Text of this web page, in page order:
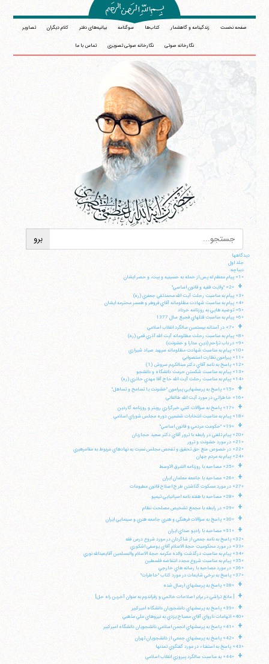
صفحه نخست زندگینامه و گاهشمار کتاب‌ها سوگنامه بیانیه‌های دفتر کلام دیگران تصاویر
نگارخانه صوتی نگارخانه صوتی تصویری تماس با ما
دیدگاهها
جلد اول
ديباچه:
«1» پيام معظم له پس از حمله به حسينيه و بيت، و حصر ايشان
+
«2» "ولايت فقيه و قانون اساسي"
«3» پيام به مناسبت رحلت آيت الله محمدتقي جعفري (ره)
«4» پيام به مناسبت شهادت مظلومانه آقاي فروهر و همسر محترمه ايشان
«5» توصيه هايي به روزنامه خرداد
«6» پيام به مناسبت قتلهاي فجيع سال 1377
+
«7» در آستانه بيستمين سالگرد انقلاب اسلامي
«8» پيام به مناسبت رحلت مظلومانه آيت الله آذري قمي (ره)
«9» در باب تزاحم (دين، مدارا و خشونت)
«10» پيام به مناسبت شهادت مظلومانه سپهبد صياد شيرازي
«11» پيرامون نظارت استصوابي
«12» پاسخ به نامه آقاي دكتر عبدالكريم سروش (1)
«13» پيام به مناسبت شكستن حرمت دانشگاه و دانشجو
«14» پپام به مناسبت رحلت آيت الله حاج آقا مهدي حائري (ره)
+
«15» پاسخ به پرسشهايي پيرامون "خشونت يا تسامح و تساهل"
«16» خاطراتي در مورد آيت الله طالقاني
+
«17» پاسخ به سؤالات كتبي خبرگزاري رويتر و روزنامه گاردين
«18» پيام به مناسبت انتخابات ششمين دوره مجلس شوراي اسلامي
+
«19» "حكومت مردمي و قانون اساسي"
«20» پيام تلفني در رابطه با ترور آقاي دكتر سعيد حجاريان
«21» در مورد خشونت و ترور
«22» در خصوص منع حق تحقيق و تفحص مجلس نسبت به نهادهاي مربوط به مقامرهبري
«24» پيام به مردم جهان
+ «25» مصاحبه با روزنامه الشرق الاوسط
+
«26» مصاحبه با جامعه معلمان ايران
«27» در مورد مسكوت گذاشتن طرح اصلاح قانون مطبوعات
+ «28» مصاحبه با هفته نامه اسپانيايي تيمپو
+ «29» در رابطه با مجمع تشخيص مصلحت نظام
+ «30» پاسخ به سؤالات فرهنگي و هنري جامعه هنري و سينمايي ايران
+
«31» مصاحبه با راديو صداي ايران
«32» پاسخ به نامه جمعي از شاگردان در مورد شروع درس فقه
«33» در مورد محكوميت حجة الاسلام آقاي يوسفي اشكوري
«34» پيام به مناسبت درگذشت والده مكرمه حجة الاسلام والمسلمين آقايعبدالله نوري
«35» پيام به مناسبت شروع مجدد انتفاضه فلسطين
«36» در مورد مصاحبه با رسانه هاي خارجي
«37» پاسخ به برخي شايعات در مورد كتاب "خاطرات"
+ «38» پاسخ به پرسشهاي ارسال شده
+ [ مانع تراشي در برابر اصلاحات خاتمي و رفراندوم به عنوان آخرين راه حل]
+
«39» پاسخ به پرسشهاي دانشجويان دانشگاه اميركبير
«40» اتهامات نارواي آقاي مصباح يزدي به نيروهاي ملي مذهبي
+ «41» پاسخ به پرسشهاي انجمن اسلامي دانشجويان دانشگاه اميركبير
+
«42» پاسخ به پرسشهاي جمعي از دانشجويان تهران
«43» پاسخ به استفتاء در مورد گفتگوي تمدنها
+ «44» به مناسبت سالگرد پيروزي انقلاب اسلامي